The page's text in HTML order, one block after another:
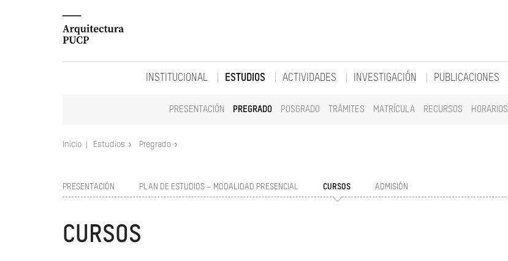
INSTITUCIONAL ESTUDIOS
PRESENTACIÓN PREGRADO POSGRADO TRÁMITES MATRÍCULA RECURSOS HORARIOS
ACTIVIDADES INVESTIGACIÓN PUBLICACIONES
Inicio Estudios Pregrado
PRESENTACIÓN PLAN DE ESTUDIOS – MODALIDAD PRESENCIAL CURSOS ADMISIÓN
CURSOS